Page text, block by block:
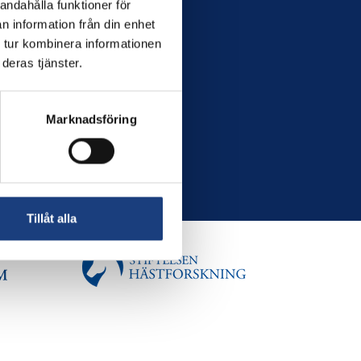
funktioner för
information från din enhet
kombinera informationen
tjänster.
Marknadsföring
Tillåt alla